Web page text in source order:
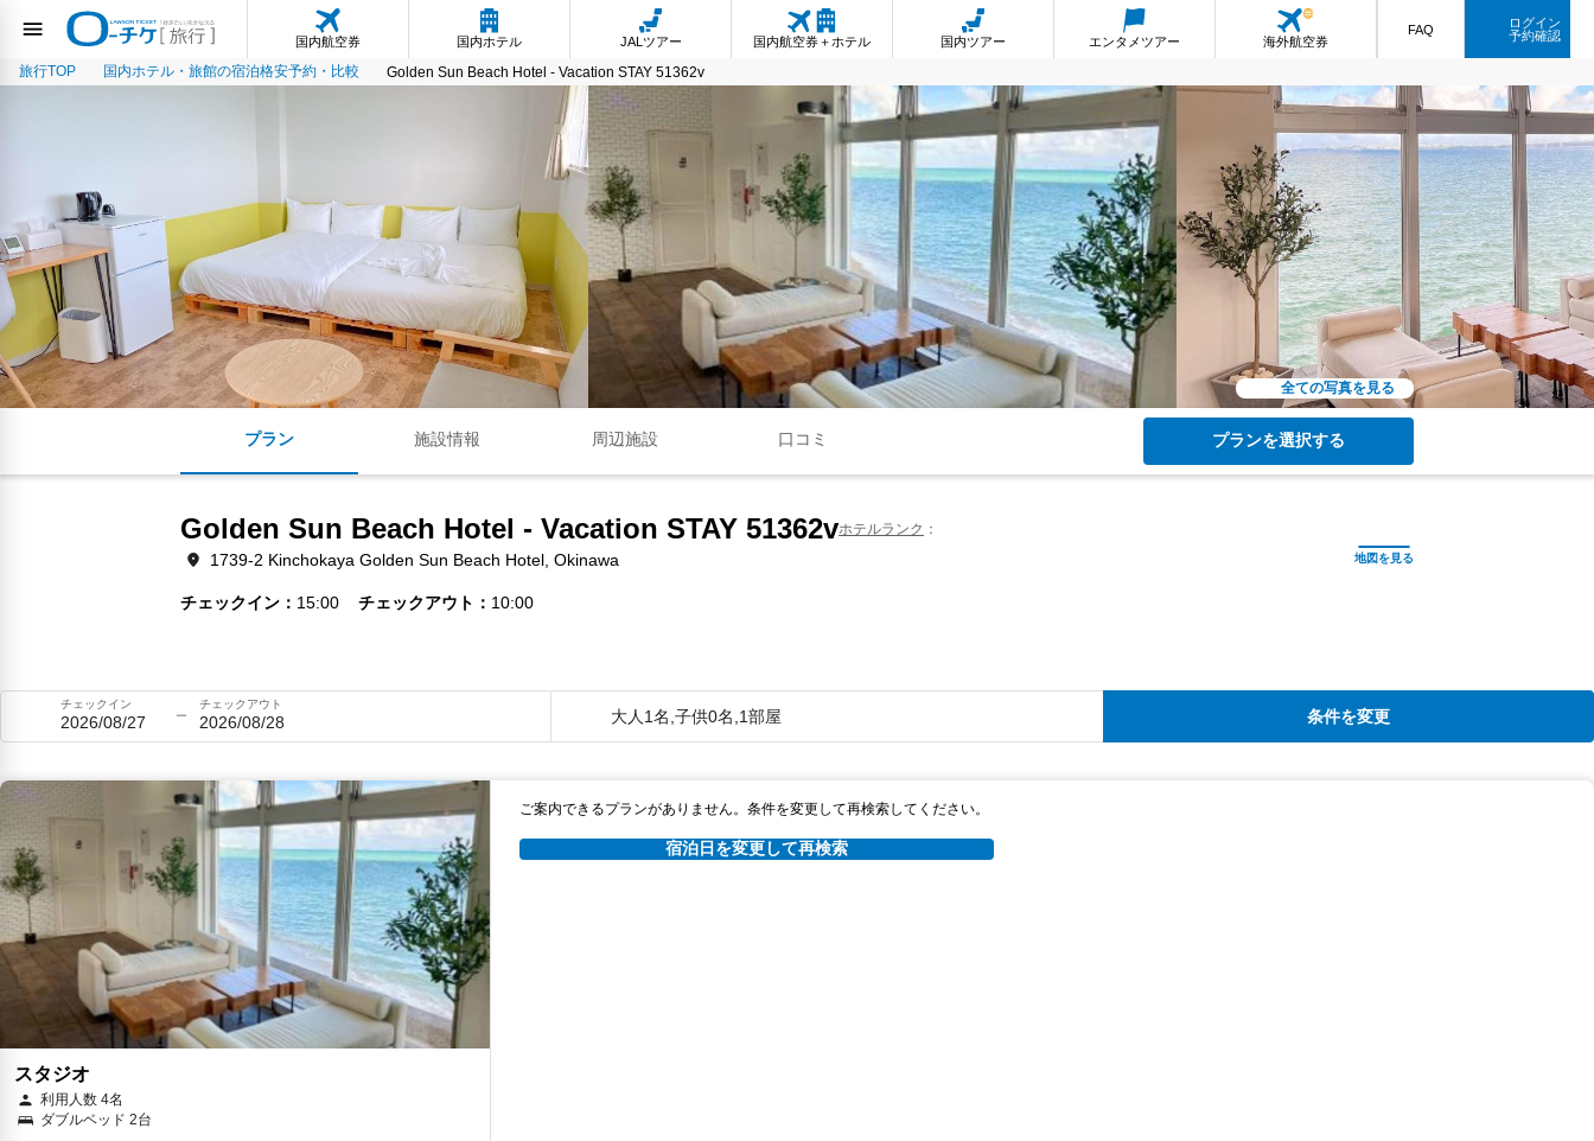
国内航空券 国内ホテル JALツアー 国内航空券＋ホテル 国内ツアー エンタメツアー 海外航空券
FAQ
ログイン
予約確認
旅行TOP 国内ホテル・旅館の宿泊格安予約・比較 Golden Sun Beach Hotel - Vacation STAY 51362v
全ての写真を見る
プラン 施設情報 周辺施設 口コミ プランを選択する
Golden Sun Beach Hotel - Vacation STAY 51362vホテルランク
1739-2 Kinchokaya Golden Sun Beach Hotel, Okinawa
チェックイン 15:00 チェックアウト 10:00
チェックイン
2026/08/27
チェックアウト
2026/08/28 大人1名,子供0名,1部屋 条件を変更
スタジオ
利用人数 4名
ダブルベッド 2台
ご案内できるプランがありません。条件を変更して再検索してください。
宿泊日を変更して再検索